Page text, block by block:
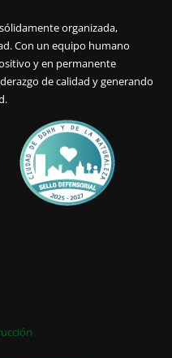
organizada,
Con un equipo humano
y en permanente
de calidad y generando